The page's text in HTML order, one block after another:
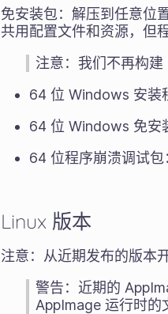
免安装包：解压到任意位
共用配置文件和资源，但
注意：我们不再构
64 位 Windows 安装
64 位 Windows 免安
64 位程序崩溃调试包
Linux 版本
注意：从近期发布的版本
警告：近期的
AppImage 运行时的